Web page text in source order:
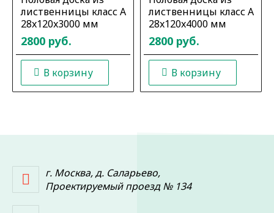
лиственницы класс А
28x120x3000 мм
2800 руб.
В корзину
лиственницы класс А
28x120x4000 мм
2800 руб.
В корзину
г. Москва, д. Саларьево,
Проектируемый проезд № 134